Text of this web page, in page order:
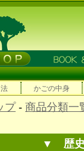
かごの中身
プ- 商品分類一
▼ 歴